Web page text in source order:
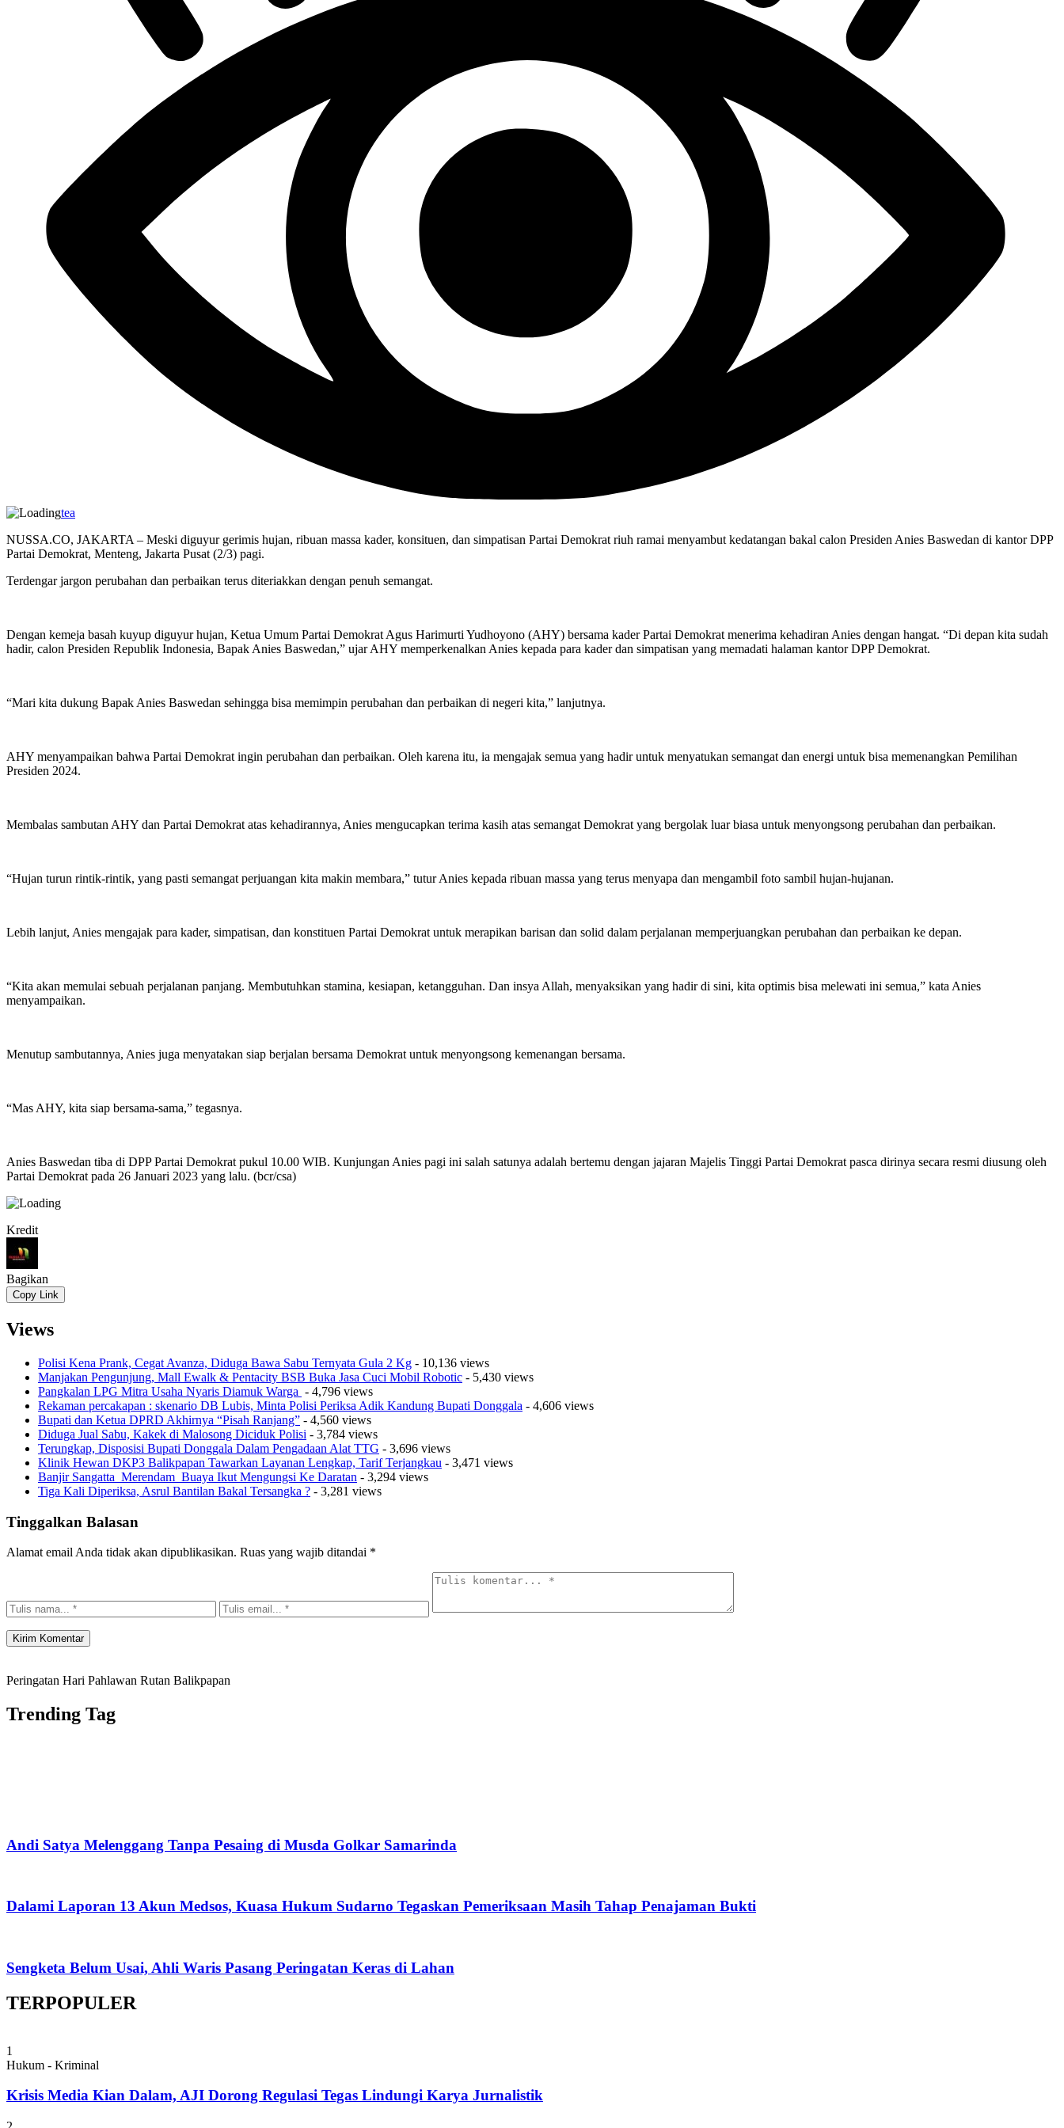
tea
NUSSA.CO, JAKARTA – Meski diguyur gerimis hujan, ribuan massa kader, konsituen, dan simpatisan Partai Demokrat riuh ramai menyambut kedatangan bakal calon Presiden Anies Baswedan di kantor DPP
Partai Demokrat, Menteng, Jakarta Pusat (2/3) pagi.
Terdengar jargon perubahan dan perbaikan terus diteriakkan dengan penuh semangat.
Dengan kemeja basah kuyup diguyur hujan, Ketua Umum Partai Demokrat Agus Harimurti Yudhoyono (AHY) bersama kader Partai Demokrat menerima kehadiran Anies dengan hangat. “Di depan kita sudah
hadir, calon Presiden Republik Indonesia, Bapak Anies Baswedan,” ujar AHY memperkenalkan Anies kepada para kader dan simpatisan yang memadati halaman kantor DPP Demokrat.
“Mari kita dukung Bapak Anies Baswedan sehingga bisa memimpin perubahan dan perbaikan di negeri kita,” lanjutnya.
AHY menyampaikan bahwa Partai Demokrat ingin perubahan dan perbaikan. Oleh karena itu, ia mengajak semua yang hadir untuk menyatukan semangat dan energi untuk bisa memenangkan Pemilihan
Presiden 2024.
Membalas sambutan AHY dan Partai Demokrat atas kehadirannya, Anies mengucapkan terima kasih atas semangat Demokrat yang bergolak luar biasa untuk menyongsong perubahan dan perbaikan.
“Hujan turun rintik-rintik, yang pasti semangat perjuangan kita makin membara,” tutur Anies kepada ribuan massa yang terus menyapa dan mengambil foto sambil hujan-hujanan.
Lebih lanjut, Anies mengajak para kader, simpatisan, dan konstituen Partai Demokrat untuk merapikan barisan dan solid dalam perjalanan memperjuangkan perubahan dan perbaikan ke depan.
“Kita akan memulai sebuah perjalanan panjang. Membutuhkan stamina, kesiapan, ketangguhan. Dan insya Allah, menyaksikan yang hadir di sini, kita optimis bisa melewati ini semua,” kata Anies
menyampaikan.
Menutup sambutannya, Anies juga menyatakan siap berjalan bersama Demokrat untuk menyongsong kemenangan bersama.
“Mas AHY, kita siap bersama-sama,” tegasnya.
Anies Baswedan tiba di DPP Partai Demokrat pukul 10.00 WIB. Kunjungan Anies pagi ini salah satunya adalah bertemu dengan jajaran Majelis Tinggi Partai Demokrat pasca dirinya secara resmi diusung oleh
Partai Demokrat pada 26 Januari 2023 yang lalu. (bcr/csa)
Kredit
Bagikan
Copy Link
Views
Polisi Kena Prank, Cegat Avanza, Diduga Bawa Sabu Ternyata Gula 2 Kg - 10,136 views
Manjakan Pengunjung, Mall Ewalk & Pentacity BSB Buka Jasa Cuci Mobil Robotic - 5,430 views
Pangkalan LPG Mitra Usaha Nyaris Diamuk Warga - 4,796 views
Rekaman percakapan : skenario DB Lubis, Minta Polisi Periksa Adik Kandung Bupati Donggala - 4,606 views
Bupati dan Ketua DPRD Akhirnya “Pisah Ranjang” - 4,560 views
Diduga Jual Sabu, Kakek di Malosong Diciduk Polisi - 3,784 views
Terungkap, Disposisi Bupati Donggala Dalam Pengadaan Alat TTG - 3,696 views
Klinik Hewan DKP3 Balikpapan Tawarkan Layanan Lengkap, Tarif Terjangkau - 3,471 views
Banjir Sangatta Merendam Buaya Ikut Mengungsi Ke Daratan - 3,294 views
Tiga Kali Diperiksa, Asrul Bantilan Bakal Tersangka ? - 3,281 views
Tinggalkan Balasan
Alamat email Anda tidak akan dipublikasikan. Ruas yang wajib ditandai *
Peringatan Hari Pahlawan Rutan Balikpapan
Trending Tag
Andi Satya Melenggang Tanpa Pesaing di Musda Golkar Samarinda
Dalami Laporan 13 Akun Medsos, Kuasa Hukum Sudarno Tegaskan Pemeriksaan Masih Tahap Penajaman Bukti
Sengketa Belum Usai, Ahli Waris Pasang Peringatan Keras di Lahan
TERPOPULER
1
Hukum - Kriminal
Krisis Media Kian Dalam, AJI Dorong Regulasi Tegas Lindungi Karya Jurnalistik